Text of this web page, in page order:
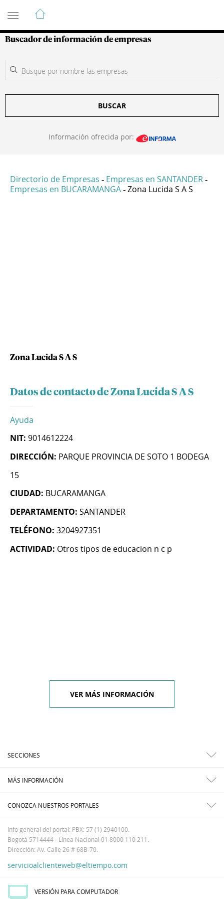
Guía de Empresas Colombianas
Buscador de información de empresas
BUSCAR
Información ofrecida por:
Directorio de Empresas - Empresas en SANTANDER -
Empresas en BUCARAMANGA - Zona Lucida S A S
Zona Lucida S A S
Datos de contacto de Zona Lucida S A S
Ayuda
NIT: 9014612224
DIRECCIÓN: PARQUE PROVINCIA DE SOTO 1 BODEGA
15
CIUDAD: BUCARAMANGA
DEPARTAMENTO: SANTANDER
TELÉFONO: 3204927351
ACTIVIDAD: Otros tipos de educacion n c p
VER MÁS INFORMACIÓN
SECCIONES
MÁS INFORMACIÓN
CONOZCA NUESTROS PORTALES
Info general del portal: PBX: 57 (1) 2940100.
Bogotá 5714444 - Línea Nacional 01 8000 110 211.
Dirección: Av. Calle 26 # 68B-70.
servicioalclienteweb@eltiempo.com
VERSIÓN PARA COMPUTADOR